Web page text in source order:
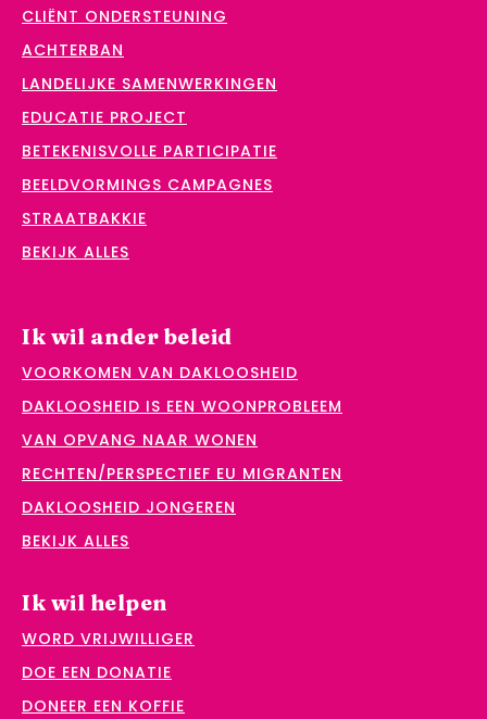
CLIËNT ONDERSTEUNING
ACHTERBAN
LANDELIJKE SAMENWERKINGEN
EDUCATIE PROJECT
BETEKENISVOLLE PARTICIPATIE
BEELDVORMINGS CAMPAGNES
STRAATBAKKIE
BEKIJK ALLES
Ik wil ander beleid
VOORKOMEN VAN DAKLOOSHEID
DAKLOOSHEID IS EEN WOONPROBLEEM
VAN OPVANG NAAR WONEN
RECHTEN/PERSPECTIEF EU MIGRANTEN
DAKLOOSHEID JONGEREN
BEKIJK ALLES
Ik wil helpen
WORD VRIJWILLIGER
DOE EEN DONATIE
DONEER EEN KOFFIE